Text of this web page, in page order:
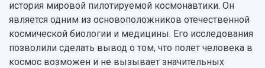
Наблюдательный совет
Попечительский совет
Ученый совет
Ректорат
СМИ об университете
Пресс-центр
Газета "Полет"
Газета "Самарский университет"
Формы обучения
Учебные планы
Дополнительное образование
Институты и факультеты
работников
Научно-технический совет
Научные проекты и темы
история мировой пилотируемой космонавтики. Он
является одним из основоположников отечественной
космической биологии и медицины. Его исследования
позволили сделать вывод о том, что полет человека в
космос возможен и не вызывает значительных